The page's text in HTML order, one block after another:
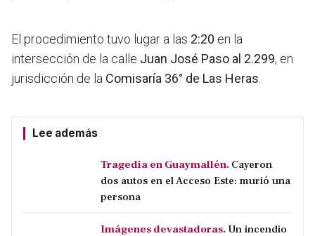
El procedimiento tuvo lugar a las 2:20 en la
intersección de la calle Juan José Paso al 2.299, en
jurisdicción de la Comisaría 36° de Las Heras
Lee además
Tragedia en Guaymallén. Cayeron
dos autos en el Acceso Este: murió una
persona
Imágenes devastadoras. Un incendio